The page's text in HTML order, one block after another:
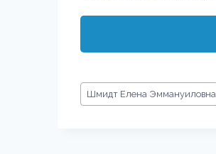
Метки
записи:
Шмидт Елена Эммануиловна